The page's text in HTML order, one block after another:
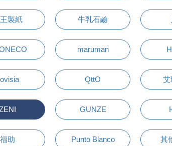
製紙 牛乳石鹼
maruman
QttO 艾
GUNZE
福助 Punto Blanco 其